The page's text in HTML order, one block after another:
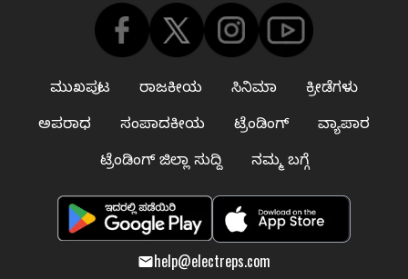
ಮುಖಪುಟ ರಾಜಕೀಯ ಸಿನಿಮಾ
ಕ್ರೀಡೆಗಳು
ಅಪರಾಧ
ಸಂಪಾದಕೀಯ ಟ್ರೆಂಡಿಂಗ್
ವ್ಯಾಪಾರ
ಟ್ರೆಂಡಿಂಗ್ ಜಿಲ್ಲಾ ಸುದ್ದಿ
ನಮ್ಮ ಬಗ್ಗೆ
help@electreps.com